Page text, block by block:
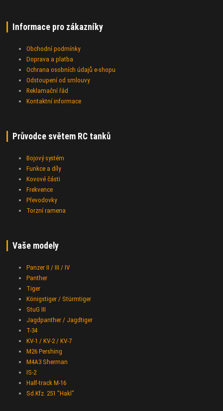
Informace pro zákazníky
Obchodní podmínky
Doprava a platba
Ochrana osobních údajů e-shopu
Odstoupení od smlouvy
Reklamační řád
Kontaktní informace
Průvodce světem RC tanků
Bojový systém
Funkce a díly
Kovové části
Frekvence
Převodovky
Torzní ramena
Vaše modely
Panzer II / III / IV
Panther
Tiger
Königstiger / Stürmtiger
StuG III
Jagdpanther / Jagdtiger
T-34
KV-1 / KV-2 / KV-7
M26 Pershing
M4A3 Sherman
IS-2
Half-track M-16
Sd.Kfz. 251 "Hakl"